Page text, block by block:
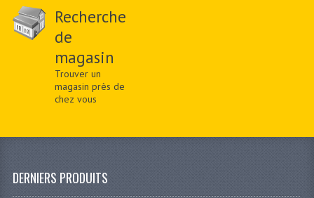
Recherche
de
magasin
Trouver un
magasin près de
chez vous
DERNIERS PRODUITS